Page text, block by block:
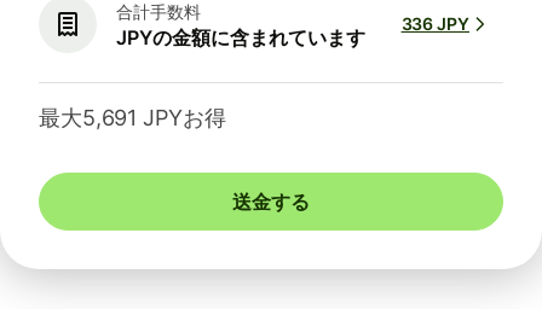
合計手数料
JPYの金額に含まれています
336 JPY
最大5,691 JPYお得
送金する